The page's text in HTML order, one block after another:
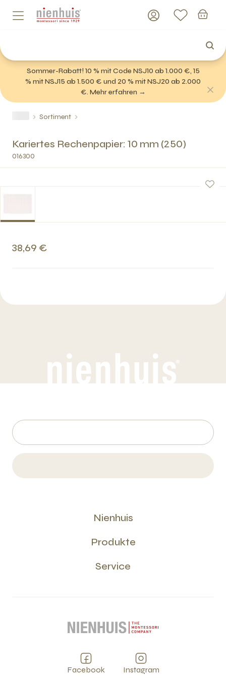
Sommer-Rabatt! 10 % mit Code NSJ10 ab 1.000 €, 15
% mit NSJ15 ab 1.500 € und 20 % mit NSJ20 ab 2.000
€. Mehr erfahren →
Sortiment
Kariertes Rechenpapier: 10 mm (250)
016300
38,69 €
Nienhuis
Produkte
Service
Facebook Instagram